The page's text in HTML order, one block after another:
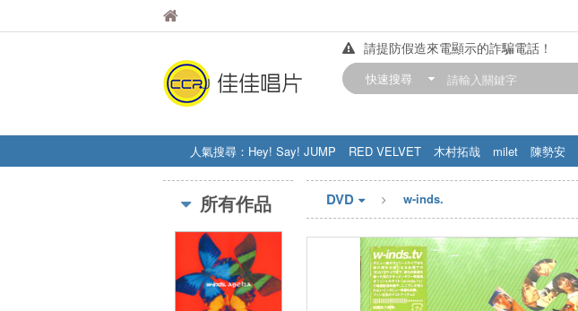
佳佳唱片
請提防假造來電顯示的詐騙電話！
【中華門市營業時間調整公告】
快速搜尋
人氣搜尋： Hey! Say! JUMP RED VELVET 木村拓哉 milet 陳勢安
STRAY KIDS
盧廣仲 周杰伦
所有作品 DVD w-inds.